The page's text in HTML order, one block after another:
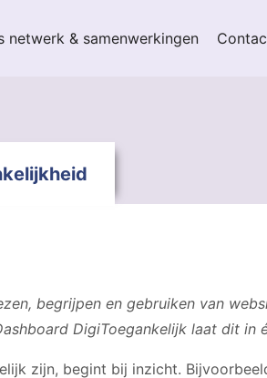
netwerk & samenwerkingen
begrijpen en gebruiken van
DigiToegankelijk laat dit in
zijn, begint bij inzicht.